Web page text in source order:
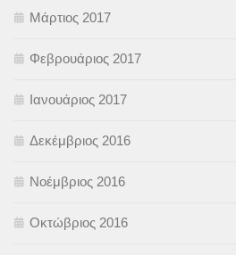
Μάρτιος 2017
Φεβρουάριος 2017
Ιανουάριος 2017
Δεκέμβριος 2016
Νοέμβριος 2016
Οκτώβριος 2016